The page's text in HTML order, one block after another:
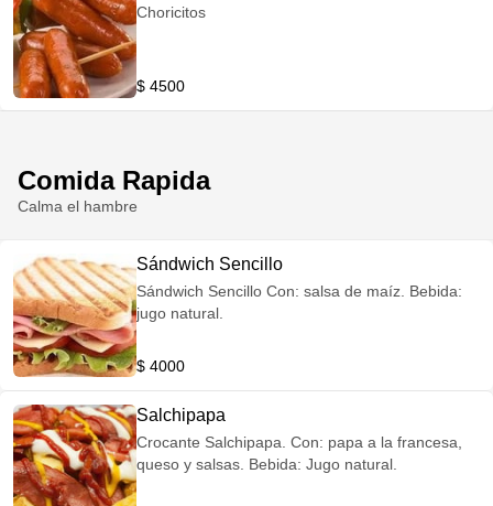
Choricitos
$ 4500
Comida Rapida
Calma el hambre
Sándwich Sencillo
Sándwich Sencillo Con: salsa de maíz. Bebida:
jugo natural.
$ 4000
Salchipapa
Crocante Salchipapa. Con: papa a la francesa,
queso y salsas. Bebida: Jugo natural.